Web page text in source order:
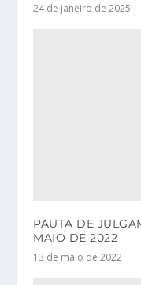
24 de janeiro de 2025
PAUTA DE
MAIO DE 2022
13 de maio de 2022